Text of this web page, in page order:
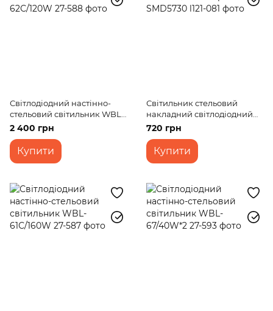
Світлодіодний настінно-
стельовий світильник WBL-
62С/120W
2 400 грн
Купити
Світильник стельовий
накладний світлодіодний
LED-223/21W 42 pcs NW
SMD5730
720 грн
Купити